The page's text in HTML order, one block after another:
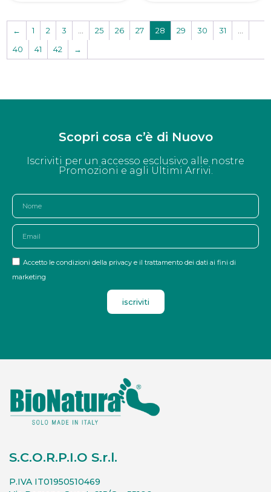
← 1 2 3 25 26 27 28 29 30 31
40
41 42 →
Scopri cosa c’è di Nuovo
Iscriviti per un accesso esclusivo alle nostre
Promozioni e agli Ultimi Arrivi.
Accetto le condizioni della privacy e il trattamento dei dati ai fini di
marketing
iscriviti
S.C.O.R.P.I.O S.r.l.
P.IVA IT01950510469